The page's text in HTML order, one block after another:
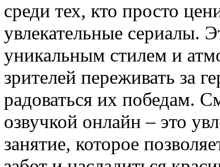
среди тех, кто просто
увлекательные сериалы.
уникальным стилем и
зрителей переживать за
радоваться их победам.
озвучкой онлайн – это
занятие, которое